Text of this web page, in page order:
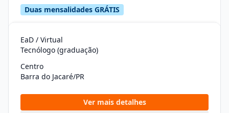
Duas mensalidades GRÁTIS
EaD / Virtual
Tecnólogo (graduação)
Centro
Barra do Jacaré/PR
Ver mais detalhes